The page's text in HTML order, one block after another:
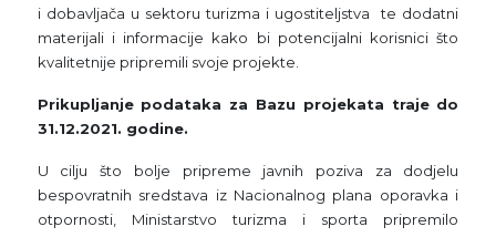
i dobavljača u sektoru turizma i ugostiteljstva te dodatni
materijali i informacije kako bi potencijalni korisnici što
kvalitetnije pripremili svoje projekte.
Prikupljanje podataka za Bazu projekata traje do
31.12.2021. godine.
U cilju što bolje pripreme
javnih poziva za dodjelu
bespovratnih sredstava iz Nacionalnog plana oporavka i
otpornosti, Ministarstvo turizma i sporta pripremilo